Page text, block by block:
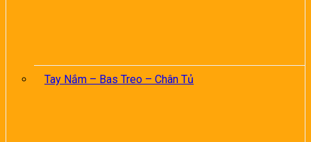
Tay Nắm – Bas Treo – Chân Tủ